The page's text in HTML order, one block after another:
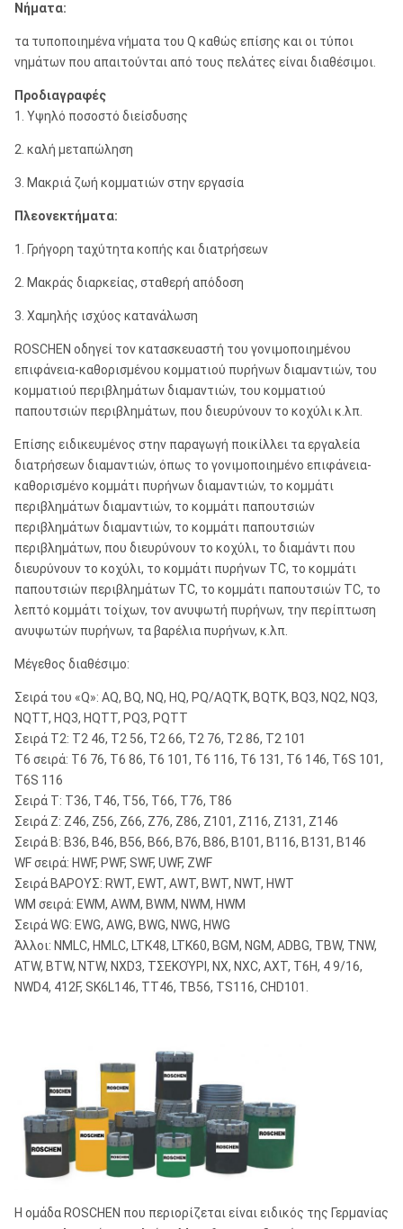
Νήματα:
τα τυποποιημένα νήματα του Q καθώς επίσης και οι τύποι
νημάτων που απαιτούνται από τους πελάτες είναι διαθέσιμοι.
Προδιαγραφές
1. Υψηλό ποσοστό διείσδυσης
2. καλή μεταπώληση
3. Μακριά ζωή κομματιών στην εργασία
Πλεονεκτήματα:
1. Γρήγορη ταχύτητα κοπής και διατρήσεων
2. Μακράς διαρκείας, σταθερή απόδοση
3. Χαμηλής ισχύος κατανάλωση
ROSCHEN οδηγεί τον κατασκευαστή του γονιμοποιημένου
επιφάνεια-καθορισμένου κομματιού πυρήνων διαμαντιών, του
κομματιού περιβλημάτων διαμαντιών, του κομματιού
παπουτσιών περιβλημάτων, που διευρύνουν το κοχύλι κ.λπ.
Επίσης ειδικευμένος στην παραγωγή ποικίλλει τα εργαλεία
διατρήσεων διαμαντιών, όπως το γονιμοποιημένο επιφάνεια-
καθορισμένο κομμάτι πυρήνων διαμαντιών, το κομμάτι
περιβλημάτων διαμαντιών, το κομμάτι παπουτσιών
περιβλημάτων διαμαντιών, το κομμάτι παπουτσιών
περιβλημάτων, που διευρύνουν το κοχύλι, το διαμάντι που
διευρύνουν το κοχύλι, το κομμάτι πυρήνων TC, το κομμάτι
παπουτσιών περιβλημάτων TC, το κομμάτι παπουτσιών TC, το
λεπτό κομμάτι τοίχων, τον ανυψωτή πυρήνων, την περίπτωση
ανυψωτών πυρήνων, τα βαρέλια πυρήνων, κ.λπ.
Μέγεθος διαθέσιμο:
Σειρά του «Q»: AQ, BQ, NQ, HQ, PQ/AQTK, BQTK, BQ3, NQ2, NQ3,
NQTT, HQ3, HQTT, PQ3, PQTT
Σειρά T2: T2 46, T2 56, T2 66, T2 76, T2 86, T2 101
T6 σειρά: T6 76, T6 86, T6 101, T6 116, T6 131, T6 146, T6S 101,
T6S 116
Σειρά Τ: T36, T46, T56, T66, T76, T86
Σειρά Ζ: Z46, Z56, Z66, Z76, Z86, Z101, Z116, Z131, Z146
Σειρά Β: B36, B46, B56, B66, B76, B86, B101, B116, B131, B146
WF σειρά: HWF, PWF, SWF, UWF, ZWF
Σειρά ΒΑΡΟΥΣ: RWT, EWT, AWT, BWT, NWT, HWT
WM σειρά: EWM, AWM, BWM, NWM, HWM
Σειρά WG: EWG, AWG, BWG, NWG, HWG
Άλλοι: NMLC, HMLC, LTK48, LTK60, BGM, NGM, ADBG, TBW, TNW,
ATW, BTW, NTW, NXD3, ΤΣΕΚΟΎΡΙ, NX, NXC, AXT, T6H, 4 9/16,
NWD4, 412F, SK6L146, TT46, TB56, TS116, CHD101.
Η ομάδα ROSCHEN που περιορίζεται είναι ειδικός της Γερμανίας